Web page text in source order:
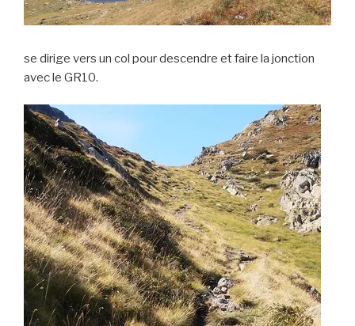
se dirige vers un col pour descendre et faire la jonction
avec le GR10.